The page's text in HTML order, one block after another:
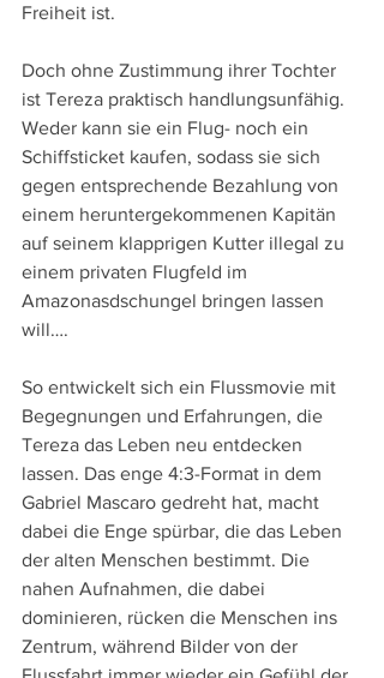
Freiheit ist.
Doch ohne Zustimmung ihrer Tochter
ist Tereza praktisch handlungsunfähig.
Weder kann sie ein Flug- noch ein
Schiffsticket kaufen, sodass sie sich
gegen entsprechende Bezahlung von
einem heruntergekommenen Kapitän
auf seinem klapprigen Kutter illegal zu
einem privaten Flugfeld im
Amazonasdschungel bringen lassen
will….
So entwickelt sich ein Flussmovie mit
Begegnungen und Erfahrungen, die
Tereza das Leben neu entdecken
lassen. Das enge 4:3-Format in dem
Gabriel Mascaro gedreht hat, macht
dabei die Enge spürbar, die das Leben
der alten Menschen bestimmt. Die
nahen Aufnahmen, die dabei
dominieren, rücken die Menschen ins
Zentrum, während Bilder von der